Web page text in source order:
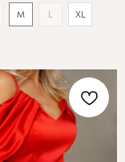
M L XL